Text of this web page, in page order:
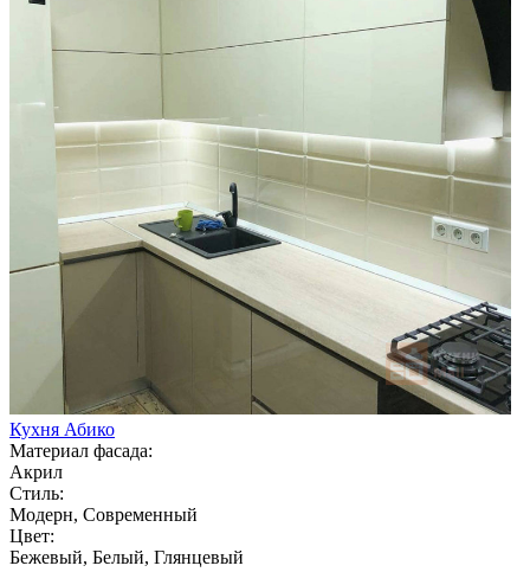
Кухня Абико
Материал фасада:
Акрил
Стиль:
Модерн, Современный
Цвет:
Бежевый, Белый, Глянцевый